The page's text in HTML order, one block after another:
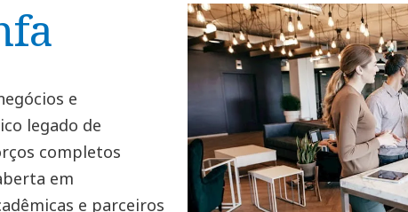
e
legado de
completos
em
e parceiros